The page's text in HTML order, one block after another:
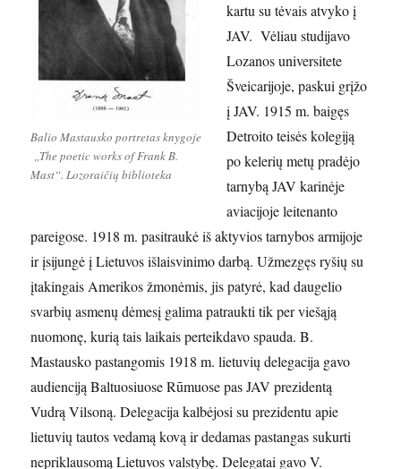
Balio Mastausko portretas knygoje
„The poetic works of Frank B.
Mast“. Lozoraičių biblioteka
kartu su tėvais atvyko į
JAV. Vėliau studijavo
Lozanos universitete
Šveicarijoje, paskui grįžo
į JAV. 1915 m. baigęs
Detroito teisės kolegiją
po kelerių metų pradėjo
tarnybą JAV karinėje
aviacijoje leitenanto
pareigose. 1918 m. pasitraukė iš aktyvios tarnybos armijoje
ir įsijungė į Lietuvos išlaisvinimo darbą. Užmezgęs ryšių su
įtakingais Amerikos žmonėmis, jis patyrė, kad daugelio
svarbių asmenų dėmesį galima patraukti tik per viešąją
nuomonę, kurią tais laikais perteikdavo spauda. B.
Mastausko pastangomis 1918 m. lietuvių delegacija gavo
audienciją Baltuosiuose Rūmuose pas JAV prezidentą
Vudrą Vilsoną. Delegacija kalbėjosi su prezidentu apie
lietuvių tautos vedamą kovą ir dedamas pastangas sukurti
nepriklausomą Lietuvos valstybę. Delegatai gavo V.